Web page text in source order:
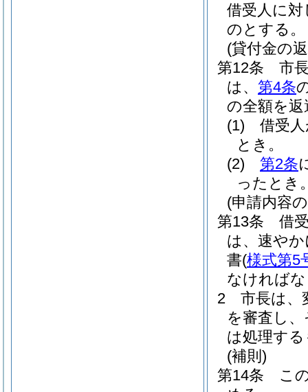
借受人に対
のとする。
(貸付金の
第12条
市
は、 第4条
の全額を
(1)
借受
とき。
(2)
第2条
ったとき
(申請内容
第13条
借
は、速や
書(様式第5
なければ
2
市長は、
を審査し
は処理す
(補則)
第14条
こ